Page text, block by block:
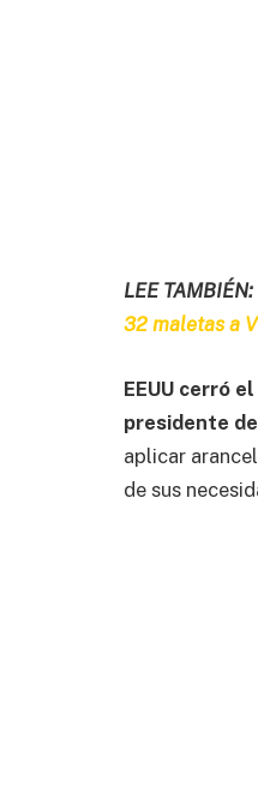
LEE TAMBIÉN:
32 maletas a
EEUU cerró
presidente
aplicar
de sus